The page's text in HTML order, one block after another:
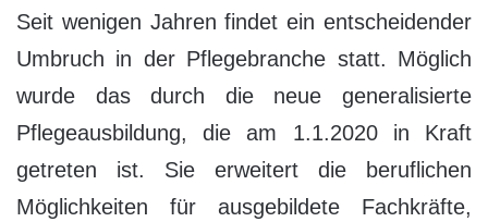
Seit wenigen Jahren findet ein entscheidender
Umbruch in der Pflegebranche statt. Möglich
wurde das durch die neue generalisierte
Pflegeausbildung, die am 1.1.2020 in Kraft
getreten ist. Sie erweitert die beruflichen
Möglichkeiten für ausgebildete Fachkräfte,